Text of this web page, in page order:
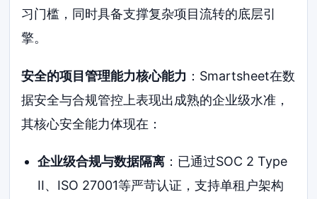
习门槛，同时具备支撑复杂项目流转的底层引
擎。
安全的项目管理能力核心能力 ：Smartsheet在数
据安全与合规管控上表现出成熟的企业级水准，
其核心安全能力体现在：
企业级合规与数据隔离：已通过SOC 2 Type
II、ISO 27001等严苛认证，支持单租户架构